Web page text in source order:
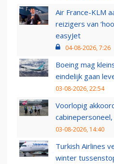
Air France-KLM
reizigers van
easyJet
04-08-2026, 7:26
Boeing mag
eindelijk gaan
03-08-2026, 22:54
Voorlopig
03-08-2026, 14:40
Turkish Airlines
winter